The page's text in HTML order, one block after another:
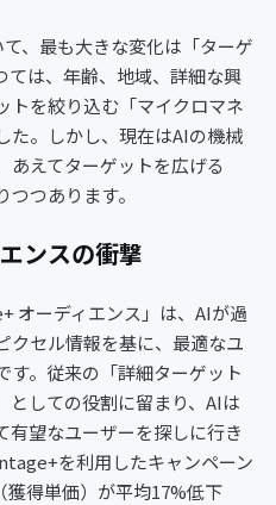
、最も大きな変化は「ターゲ
ては、年齢、地域、詳細な興
トを絞り込む「マイクロマネ
た。しかし、現在はAIの機械
あえてターゲットを広げる
つつあります。
ンスの衝撃
オーディエンス」は、AIが過
クセル情報を基に、最適なユ
す。従来の「詳細ターゲット
しての役割に留まり、AIは
有望なユーザーを探しに行き
を利用したキャンペーン
獲得単価）が平均17%低下